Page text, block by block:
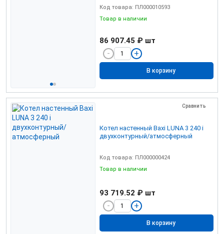
Код товара: ПЛ000010593
Товар в наличии
86 907.45 ₽ шт
В корзину
Сравнить
Котел настенный Baxi LUNA 3 240 i
двухконтурный/атмосферный
Код товара: ПЛ000000424
Товар в наличии
93 719.52 ₽ шт
В корзину